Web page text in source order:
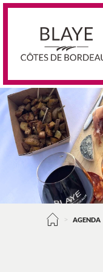
Skip
> AGENDA